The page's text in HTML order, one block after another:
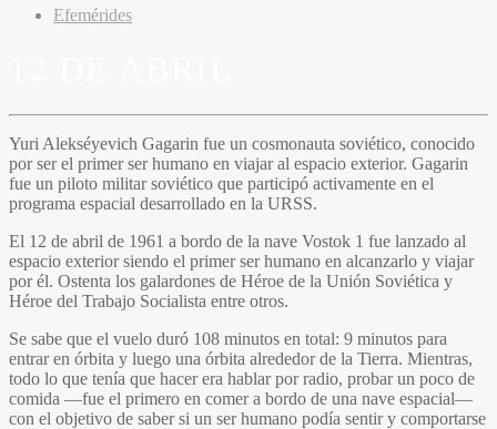
Efemérides
Yuri Alekséyevich Gagarin fue un cosmonauta soviético, conocido
por ser el primer ser humano en viajar al espacio exterior. Gagarin
fue un piloto militar soviético que participó activamente en el
programa espacial desarrollado en la URSS.
El 12 de abril de 1961 a bordo de la nave Vostok 1 fue lanzado al
espacio exterior siendo el primer ser humano en alcanzarlo y viajar
por él. Ostenta los galardones de Héroe de la Unión Soviética y
Héroe del Trabajo Socialista entre otros.
Se sabe que el vuelo duró 108 minutos en total: 9 minutos para
entrar en órbita y luego una órbita alrededor de la Tierra. Mientras,
todo lo que tenía que hacer era hablar por radio, probar un poco de
comida —fue el primero en comer a bordo de una nave espacial—
con el objetivo de saber si un ser humano podía sentir y comportarse